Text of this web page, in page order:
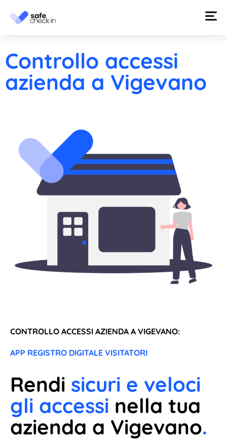
Controllo accessi
azienda a Vigevano
CONTROLLO ACCESSI AZIENDA A VIGEVANO:
APP REGISTRO DIGITALE VISITATORI
Rendi sicuri e veloci
gli accessi nella tua
azienda a Vigevano.